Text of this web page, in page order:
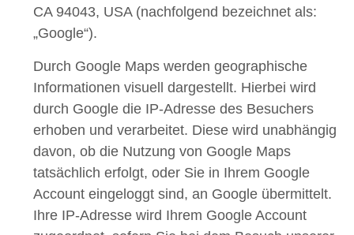
CA 94043, USA (nachfolgend bezeichnet als:
„Google“).
Durch Google Maps werden geographische
Informationen visuell dargestellt. Hierbei wird
durch Google die IP-Adresse des Besuchers
erhoben und verarbeitet. Diese wird unabhängig
davon, ob die Nutzung von Google Maps
tatsächlich erfolgt, oder Sie in Ihrem Google
Account eingeloggt sind, an Google übermittelt.
Ihre IP-Adresse wird Ihrem Google Account